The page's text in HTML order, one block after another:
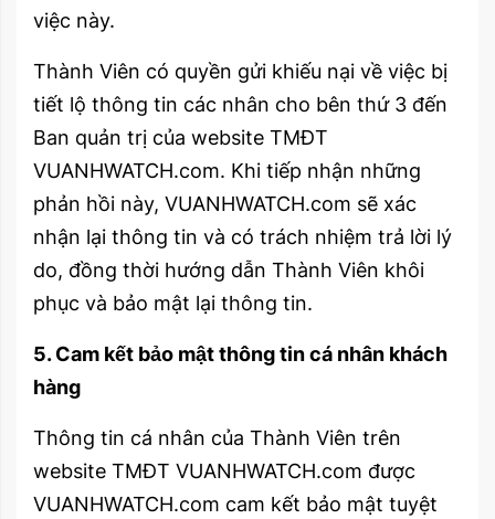
việc này.
Thành Viên có quyền gửi khiếu nại về việc bị
tiết lộ thông tin các nhân cho bên thứ 3 đến
Ban quản trị của website TMĐT
VUANHWATCH.com. Khi tiếp nhận những
phản hồi này, VUANHWATCH.com sẽ xác
nhận lại thông tin và có trách nhiệm trả lời lý
do, đồng thời hướng dẫn Thành Viên khôi
phục và bảo mật lại thông tin.
5. Cam kết bảo mật thông tin cá nhân khách
hàng
Thông tin cá nhân của Thành Viên trên
website TMĐT VUANHWATCH.com được
VUANHWATCH.com cam kết bảo mật tuyệt